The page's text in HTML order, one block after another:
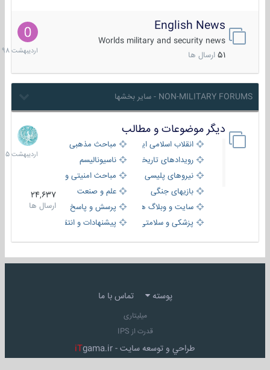
English News
Worlds military and security news
51 ارسال ها
10
1398
NON-MILITARY FORUMS - سایر بخشها
دیگر موضوعات و مطالب
انقلاب اسلامی ایران
مباحث مذهبی
رویدادهای تاریخی و مذهبیناسیونالیسم
نیروهای پلیسی
مباحث امنیتی و اطلاعاتی
بازیهای جنگی
علم و صنعت
سایت و وبلاگ ها
پرسش و پاسخ
پزشکی و سلامتی
پیشنهادات و انتقادات
24,637
ارسال ها
8
1405
پوسته تماس با ما
میلیتاری
قدرت از IPS
طراحي و توسعه سايت - iTgama.ir